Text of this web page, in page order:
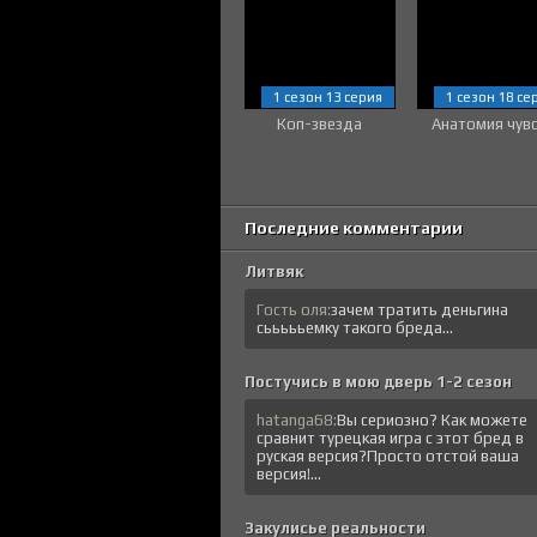
Коп-звезда
1 сезон 13 серия
Анатомия
1 сезон 18
Последние комментарии
Литвяк
Гость оля:зачем тратить деньгина
сьььььемку такого бреда...
Постучись в мою дверь 1-2 сезон
hatanga68:Вы сериозно? Как можете
сравнит турецкая игра с этот бред в
руская версия?Просто отстой ваша
версия!...
Закулисье реальности